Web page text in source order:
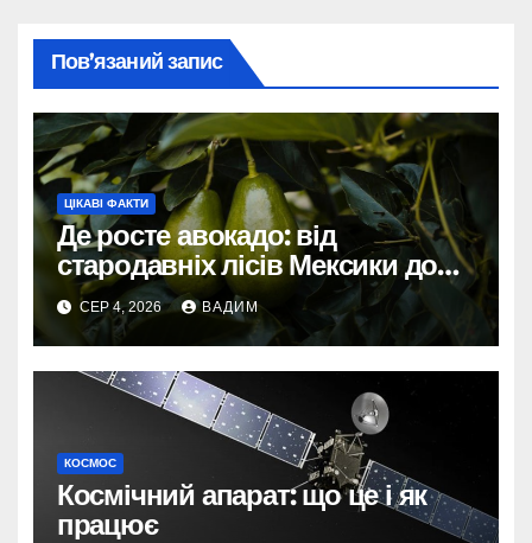
Пов’язаний запис
ЦІКАВІ ФАКТИ
Де росте авокадо: від
стародавніх лісів Мексики до
сучасних плантацій світу
СЕР 4, 2026 ВАДИМ
КОСМОС
Космічний апарат: що це і як
працює